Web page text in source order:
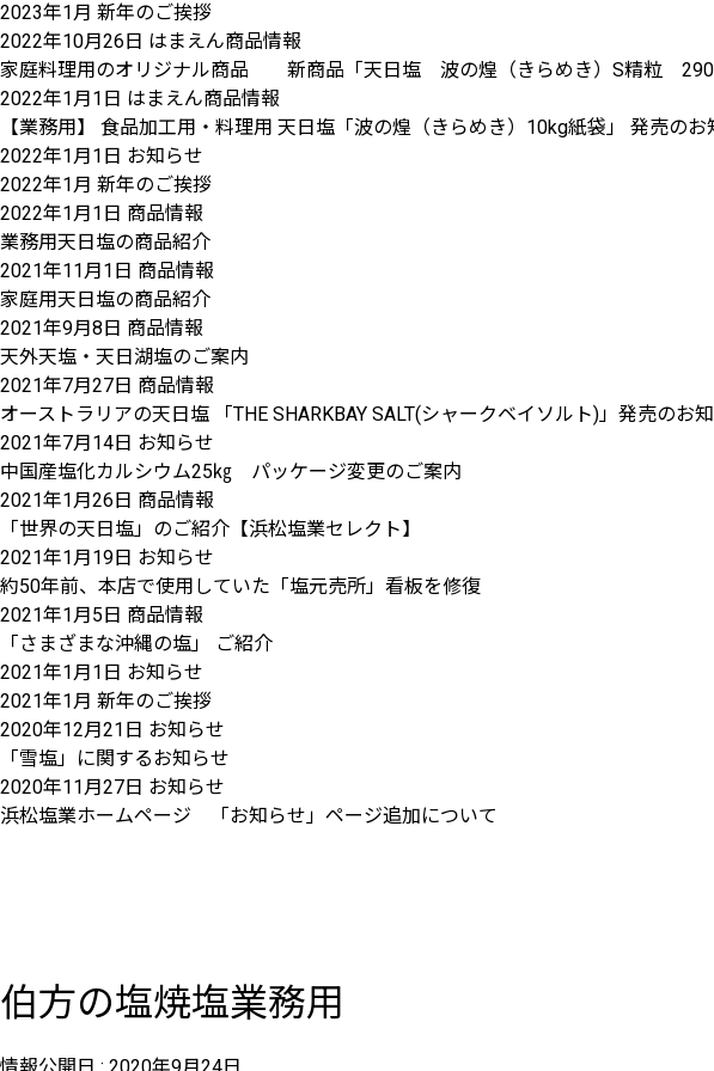
2023年1月 新年のご挨拶
2022年10月26日 はまえん商品情報
家庭料理用のオリジナル商品 新商品「天日塩 波の煌（きらめき）S精粒
2022年1月1日 はまえん商品情報
【業務用】 食品加工用・料理用 天日塩「波の煌（きらめき）10kg紙袋」 発売のお
2022年1月1日 お知らせ
2022年1月 新年のご挨拶
2022年1月1日 商品情報
業務用天日塩の商品紹介
2021年11月1日 商品情報
家庭用天日塩の商品紹介
2021年9月8日 商品情報
天外天塩・天日湖塩のご案内
2021年7月27日 商品情報
オーストラリアの天日塩 「THE SHARKBAY SALT(シャークベイソルト)」発売のお
2021年7月14日 お知らせ
中国産塩化カルシウム25㎏ パッケージ変更のご案内
2021年1月26日 商品情報
「世界の天日塩」のご紹介【浜松塩業セレクト】
2021年1月19日 お知らせ
約50年前、本店で使用していた「塩元売所」看板を修復
2021年1月5日 商品情報
「さまざまな沖縄の塩」 ご紹介
2021年1月1日 お知らせ
2021年1月 新年のご挨拶
2020年12月21日 お知らせ
「雪塩」に関するお知らせ
2020年11月27日 お知らせ
浜松塩業ホームページ 「お知らせ」ページ追加について
伯方の塩焼塩業務用